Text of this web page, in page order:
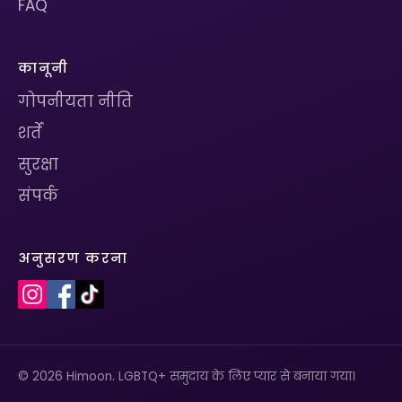
FAQ
कानूनी
गोपनीयता नीति
शर्तें
सुरक्षा
संपर्क
अनुसरण करना
© 2026 Himoon. LGBTQ+ समुदाय के लिए प्यार से बनाया गया।